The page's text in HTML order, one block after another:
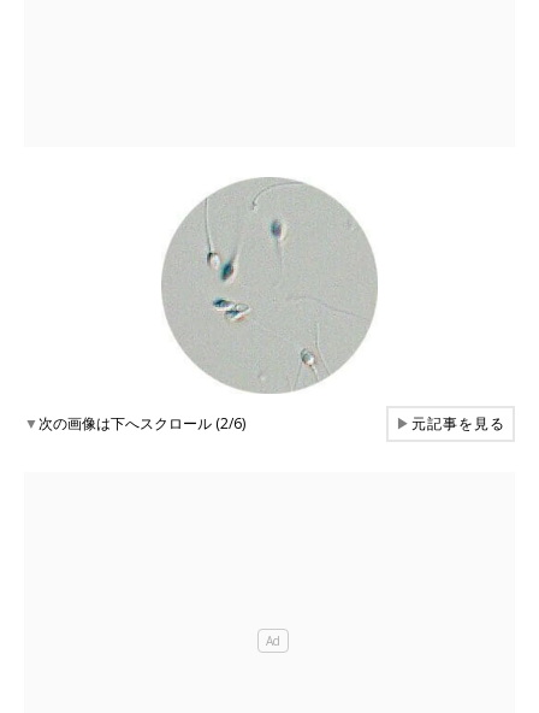
▼次の画像は下へスクロール (2/6) ▶元記事を見る